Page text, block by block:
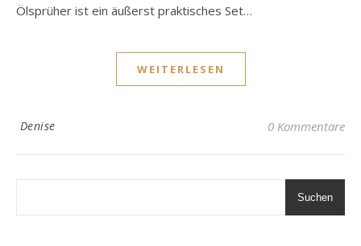
Ölsprüher ist ein äußerst praktisches Set…
WEITERLESEN
Denise 0 Kommentare
Suchen